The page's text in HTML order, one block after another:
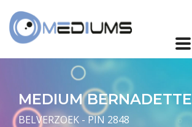
MEDIUM BERNADETTE
BELVERZOEK - PIN 2848